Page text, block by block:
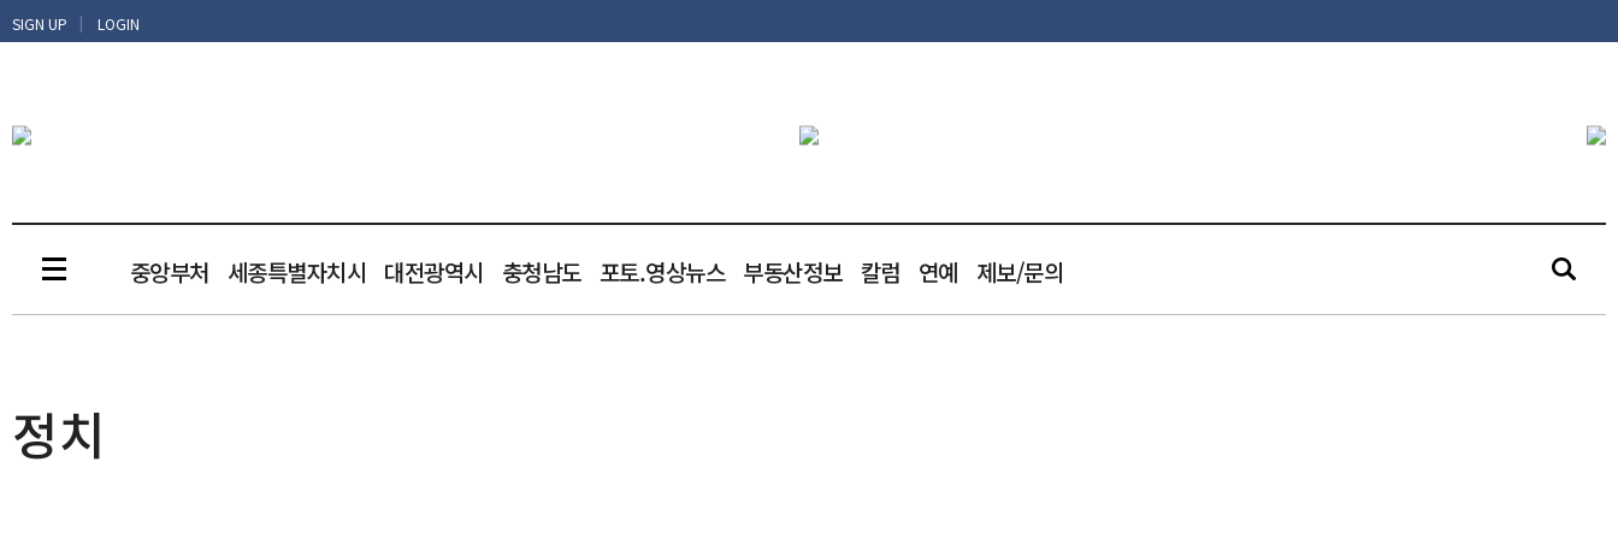
SIGN UP | LOGIN
중앙부처 세종특별자치시 대전광역시 충청남도 포토.영상뉴스 부동산정보 칼럼 연예 제보/문의
정치